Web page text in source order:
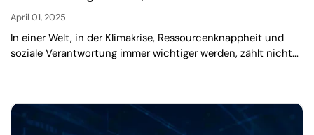
April 01, 2025
In einer Welt, in der Klimakrise, Ressourcenknappheit und
soziale Verantwortung immer wichtiger werden, zählt nicht...